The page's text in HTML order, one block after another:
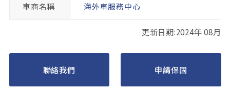
車商名稱 海外車服務中心
更新日期:2024年 08月
聯絡我們 申請保固